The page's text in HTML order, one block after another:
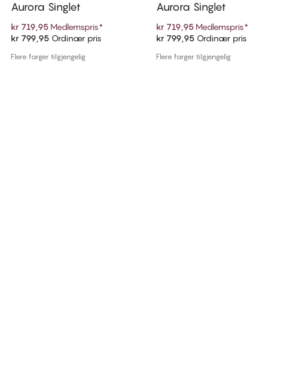
Legg i handlekurven
Aurora Singlet
kr 719,95 Medlemspris*
kr 799,95 Ordinær pris
Flere farger tilgjengelig
Legg i handlekurven
Aurora Singlet
kr 719,95 Medlemspris*
kr 799,95Ordinær pris
Flere farger tilgjengelig